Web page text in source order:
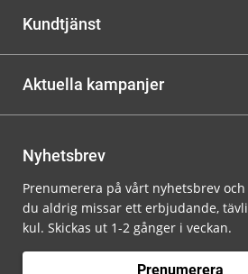
Kundtjänst
Aktuella kampanjer
Nyhetsbrev
Prenumerera på vårt nyhetsbrev
du aldrig missar ett erbjudande,
kul. Skickas ut 1-2 gånger i veckan.
Prenumerera